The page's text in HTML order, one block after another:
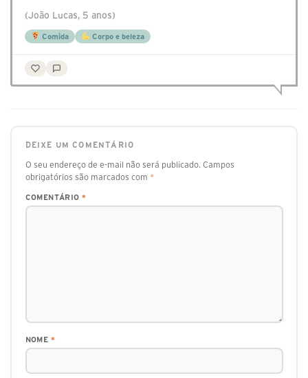
(João Lucas, 5 anos)
Comida Corpo e beleza
DEIXE UM COMENTÁRIO
O seu endereço de e-mail não será publicado. Campos
obrigatórios são marcados com *
COMENTÁRIO *
NOME *